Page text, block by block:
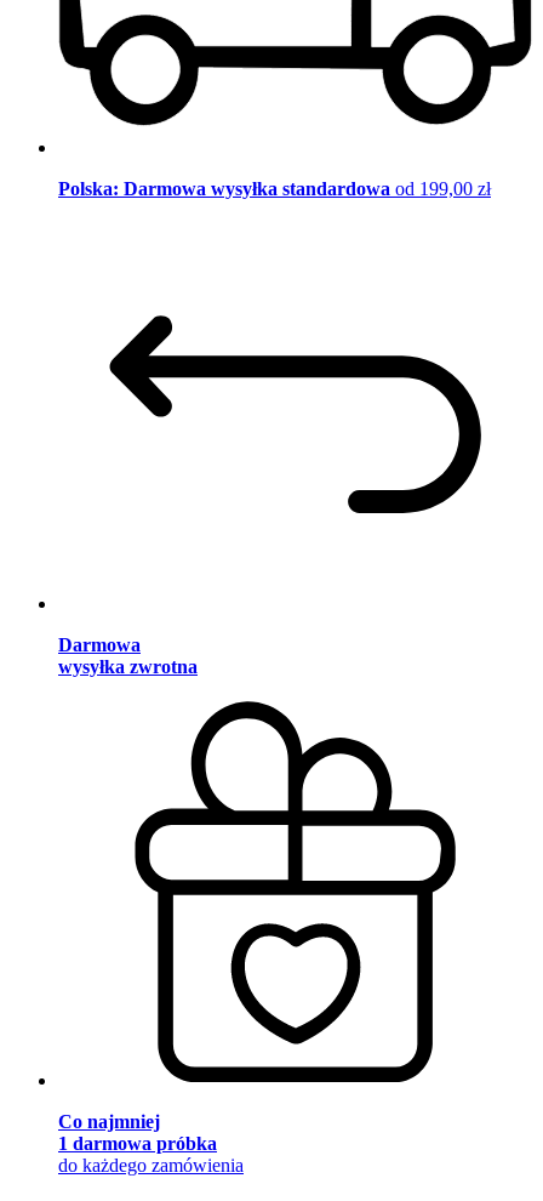
Polska: Darmowa wysyłka standardowa od 199,00 zł
Darmowa
wysyłka zwrotna
Co najmniej
1 darmowa próbka
do każdego zamówienia